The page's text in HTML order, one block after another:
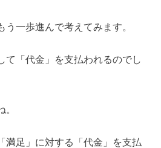
一歩進んで考えてみます。
て「代金」を支払われるのでし
。
満足」に対する「代金」を支払